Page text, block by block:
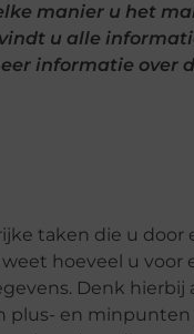
manier u het
vindt u alle
informatie over
taken die u
hoeveel u
Denk
plus- en